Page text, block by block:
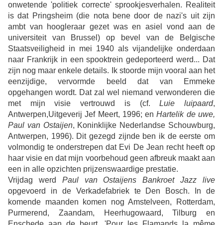
onwetende 'politiek correcte' sprookjesverhalen. Realiteit
is dat Pringsheim (die nota bene door de nazi's uit zijn
ambt van hoogleraar gezet was en asiel vond aan de
universiteit van Brussel) op bevel van de Belgische
Staatsveiligheid in mei 1940 als vijandelijke onderdaan
naar Frankrijk in een spooktrein gedeporteerd werd... Dat
zijn nog maar enkele details. Ik stoorde mijn vooral aan het
eenzijdige, vervormde beeld dat van Emmeke
opgehangen wordt. Dat zal wel niemand verwonderen die
met mijn visie vertrouwd is (cf.Luie luipaard,
Antwerpen,Uitgeverij Jef Meert, 1996; enHartelik de uwe,
Paul van Ostaijen, Koninklijke Nederlandse Schouwburg,
Antwerpen, 1996). Dit gezegd zijnde ben ik de eerste om
volmondig te onderstrepen dat Evi De Jean recht heeft op
haar visie en dat mijn voorbehoud geen afbreuk maakt aan
een in alle opzichten prijzenswaardige prestatie.
Vrijdag werd Paul van Ostaijens Bankroet Jazz
live
opgevoerd in de Verkadefabriek te Den Bosch. In de
komende maanden komen nog Amstelveen, Rotterdam,
Purmerend, Zaandam, Heerhugowaard, Tilburg en